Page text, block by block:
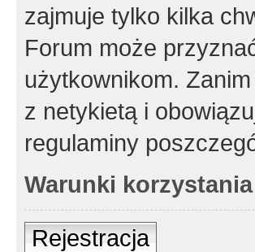
zajmuje tylko kilka
Forum może
użytkownikom.
z netykietą i
regulaminy
Warunki korzystania
Rejestracja